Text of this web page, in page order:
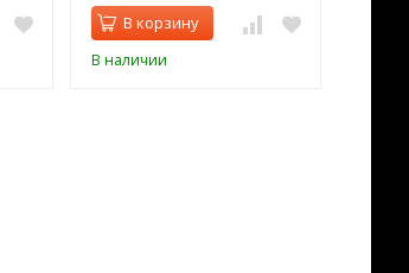
В корзину
В наличии